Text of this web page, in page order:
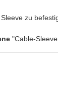
Sleeve zu
"Cable-